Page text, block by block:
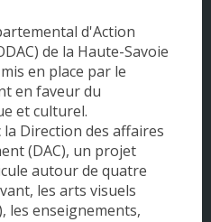
d'Action
de la Haute-Savoie
en place par le
en faveur du
et culturel.
la Direction des affaires
(DAC), un projet
autour de quatre
les arts visuels
les enseignements,